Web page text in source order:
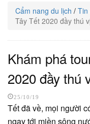
Cẩm nang du lịch / Tin
Tây Tết 2020 đầy thú
Khám phá
2020 đầy thú
25/10/19
Tết đã về, mọi người
ngay tới miền sông